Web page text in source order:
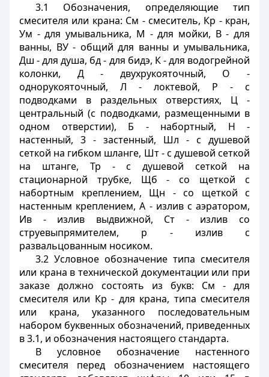
3.1 Обозначения, определяющие тип
смесителя или крана: См - смеситель, Кр - кран,
Ум - для умывальника, М - для мойки, В - для
ванны, ВУ - общий для ванны и умывальника,
Дш - для душа, бд - для бидэ, К - для водогрейной
колонки, Д - двухрукояточный, О -
однорукояточный, Л - локтевой, Р - с
подводками в раздельных отверстиях, Ц -
центральный (с подводками, размещенными в
одном отверстии), Б - набортный, Н -
настенный, 3 - застенный, Шл - с душевой
сеткой на гибком шланге, Шт - с душевой сеткой
на штанге, Тр - с душевой сеткой на
стационарной трубке, Щб - со щеткой с
набортным креплением, Щн - со щеткой с
настенным креплением, А - излив с аэратором,
Ив - излив выдвижной, Ст - излив со
струевыпрямителем, р - излив с
развальцованным носиком.
3.2 Условное обозначение типа смесителя
или крана в технической документации или при
заказе должно состоять из букв: См - для
смесителя или Кр - для крана, типа смесителя
или крана, указанного последовательным
набором буквенных обозначений, приведенных
в 3.1, и обозначения настоящего стандарта.
В условное обозначение настенного
смесителя перед обозначением настоящего